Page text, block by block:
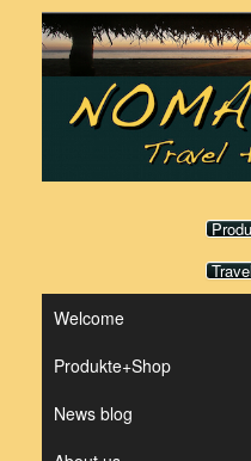
content
Welcome
Produkte+Shop
News blog